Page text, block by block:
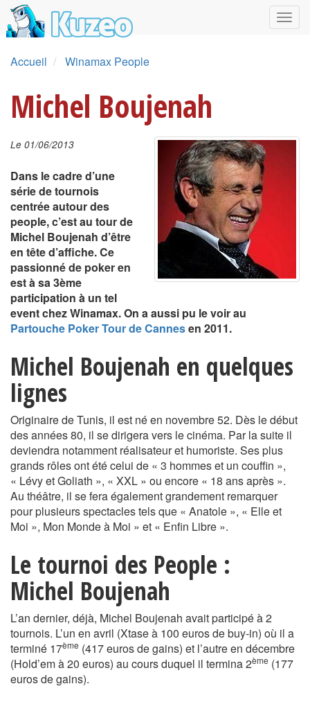
Accueil Winamax People
Michel Boujenah
Le 01/06/2013
Dans le cadre d’une
série de tournois
centrée autour des
people, c’est au tour de
Michel Boujenah d’être
en tête d’affiche. Ce
passionné de poker en
est à sa 3ème
participation à un tel
event chez Winamax. On a aussi pu le voir au
Partouche Poker Tour de Cannesen 2011.
Michel Boujenah en quelques
lignes
Originaire de Tunis, il est né en novembre 52. Dès le début
des années 80, il se dirigera vers le cinéma. Par la suite il
deviendra notamment réalisateur et humoriste. Ses plus
grands rôles ont été celui de « 3 hommes et un couffin »,
« Lévy et Goliath », « XXL » ou encore « 18 ans après ».
Au théâtre, il se fera également grandement remarquer
pour plusieurs spectacles tels que « Anatole », « Elle et
Moi », Mon Monde à Moi » et « Enfin Libre ».
Le tournoi des People :
Michel Boujenah
L’an dernier, déjà, Michel Boujenah avait participé à 2
tournois. L’un en avril (Xtase à 100 euros de buy-in) où il a
terminé 17ème (417 euros de gains) et l’autre en décembre
(Hold’em à 20 euros) au cours duquel il termina 2ème (177
euros de gains).